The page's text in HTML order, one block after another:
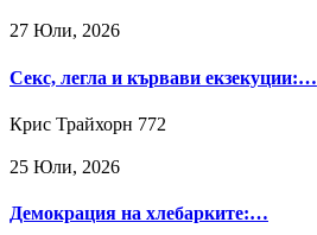
27 Юли, 2026
Секс, легла и кървави екзекуции:…
Крис Трайхорн 772
25 Юли, 2026
Демокрация на хлебарките:…